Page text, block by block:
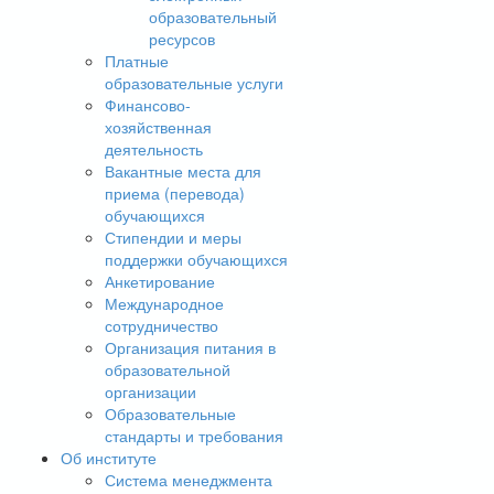
образовательный
ресурсов
Платные
образовательные услуги
Финансово-
хозяйственная
деятельность
Вакантные места для
приема (перевода)
обучающихся
Стипендии и меры
поддержки обучающихся
Анкетирование
Международное
сотрудничество
Организация питания в
образовательной
организации
Образовательные
стандарты и требования
Об институте
Система менеджмента